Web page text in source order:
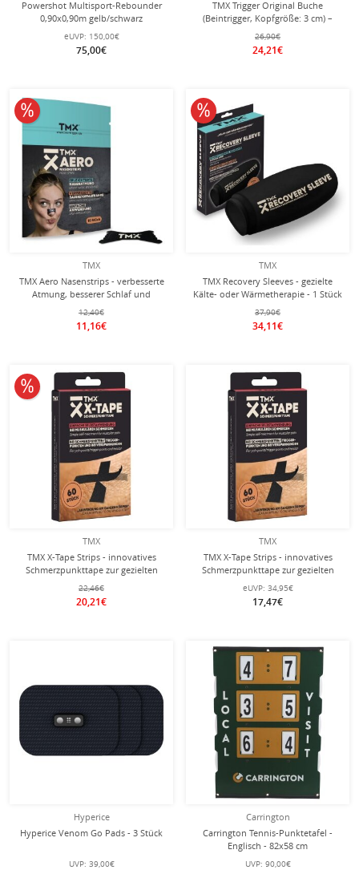
Powershot Multisport-Rebounder
0,90x0,90m gelb/schwarz
eUVP: 150,00€
75,00€
TMX Trigger Original Buche
(Beintrigger, Kopfgröße: 3 cm) –
ideal für den unteren Körperbereich
26,90€
24,21€
TMX
TMX Aero Nasenstrips - verbesserte
Atmung, besserer Schlaf und
Regeneration - 20 Stück
12,40€
11,16€
10% reduziert
TMX
TMX Recovery Sleeves - gezielte
Kälte- oder Wärmetherapie - 1 Stück
37,90€
34,11€
10% reduziert
TMX
TMX X-Tape Strips - innovatives
Schmerzpunkttape zur gezielten
Linderung muskulärer Beschwerden
- 120 Stück
22,46€
20,21€
10% reduziert
TMX
TMX X-Tape Strips - innovatives
Schmerzpunkttape zur gezielten
Linderung muskulärer Beschwerden
- 240 Stück
eUVP: 34,95€
17,47€
Hyperice
Hyperice Venom Go Pads - 3 Stück
UVP: 39,00€
Carrington
Carrington Tennis-Punktetafel -
Englisch - 82x58 cm
UVP: 90,00€